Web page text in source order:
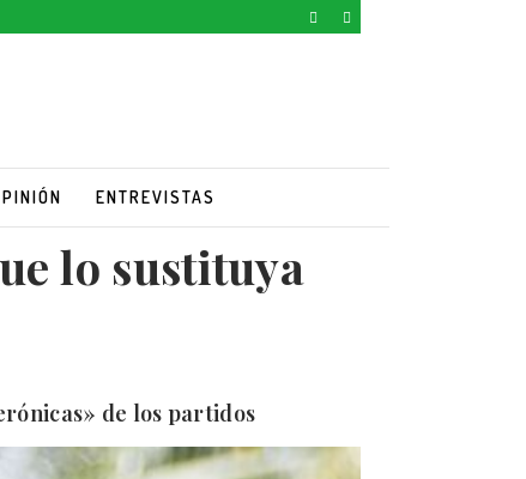
ENTREVISTAS
lo sustituya
de los partidos